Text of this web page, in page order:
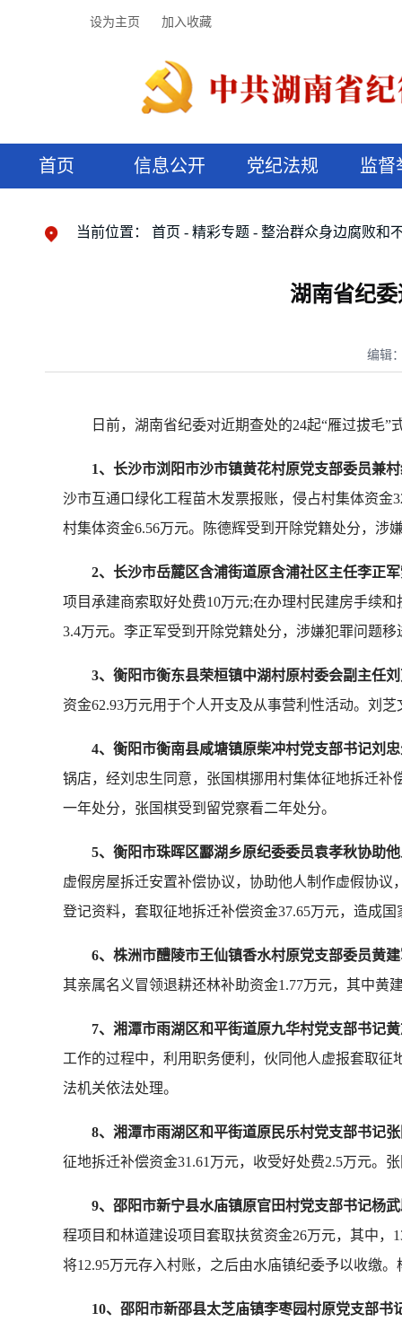
设为主页 加入收藏
首页 信息公开 党纪法规 监督
当前位置： 首页 精彩专题 整治群众身边腐败和
湖南省纪
编辑
日前，湖南省纪委对近期查处的24起“雁过拔毛”
1、长沙市浏阳市沙市镇黄花村原党支部委员兼
沙市互通口绿化工程苗木发票报账，侵占村集体资金
村集体资金6.56万元。陈德辉受到开除党籍处分，涉
2、长沙市岳麓区含浦街道原含浦社区主任李正
项目承建商索取好处费10万元;在办理村民建房手续
3.4万元。李正军受到开除党籍处分，涉嫌犯罪问题
3、衡阳市衡东县荣桓镇中湖村原村委会副主任
资金62.93万元用于个人开支及从事营利性活动。刘
4、衡阳市衡南县咸塘镇原柴冲村党支部书记刘
锅店，经刘忠生同意，张国棋挪用村集体征地拆迁补
一年处分，张国棋受到留党察看二年处分。
5、衡阳市珠晖区酃湖乡原纪委委员袁孝秋协助
虚假房屋拆迁安置补偿协议，协助他人制作虚假协
登记资料，套取征地拆迁补偿资金37.65万元，造成
6、株洲市醴陵市王仙镇香水村原党支部委员黄
其亲属名义冒领退耕还林补助资金1.77万元，其中黄
7、湘潭市雨湖区和平街道原九华村党支部书记
工作的过程中，利用职务便利，伙同他人虚报套取征
法机关依法处理。
8、湘潭市雨湖区和平街道原民乐村党支部书记
征地拆迁补偿资金31.61万元，收受好处费2.5万元。
9、邵阳市新宁县水庙镇原官田村党支部书记杨
程项目和林道建设项目套取扶贫资金26万元，其中，
将12.95万元存入村账，之后由水庙镇纪委予以收缴
10、邵阳市新邵县太芝庙镇李枣园村原党支部